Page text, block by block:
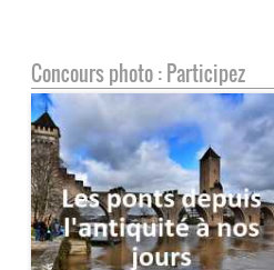
Concours photo : Participez